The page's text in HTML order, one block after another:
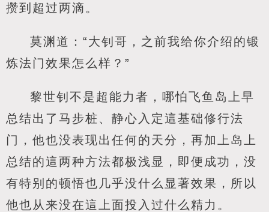
攒到超过两滴。
莫渊道：“大钊哥，之前我给你介绍的锻
炼法门效果怎么样？”
黎世钊不是超能力者，哪怕飞鱼岛上早
总结出了马步桩、静心入定這基础修行法
门，他也没表现出任何的天分，再加上岛上
总结的這两种方法都极浅显，即便成功，没
有特别的顿悟也几乎没什么显著效果，所以
他也从来没在這上面投入过什么精力。